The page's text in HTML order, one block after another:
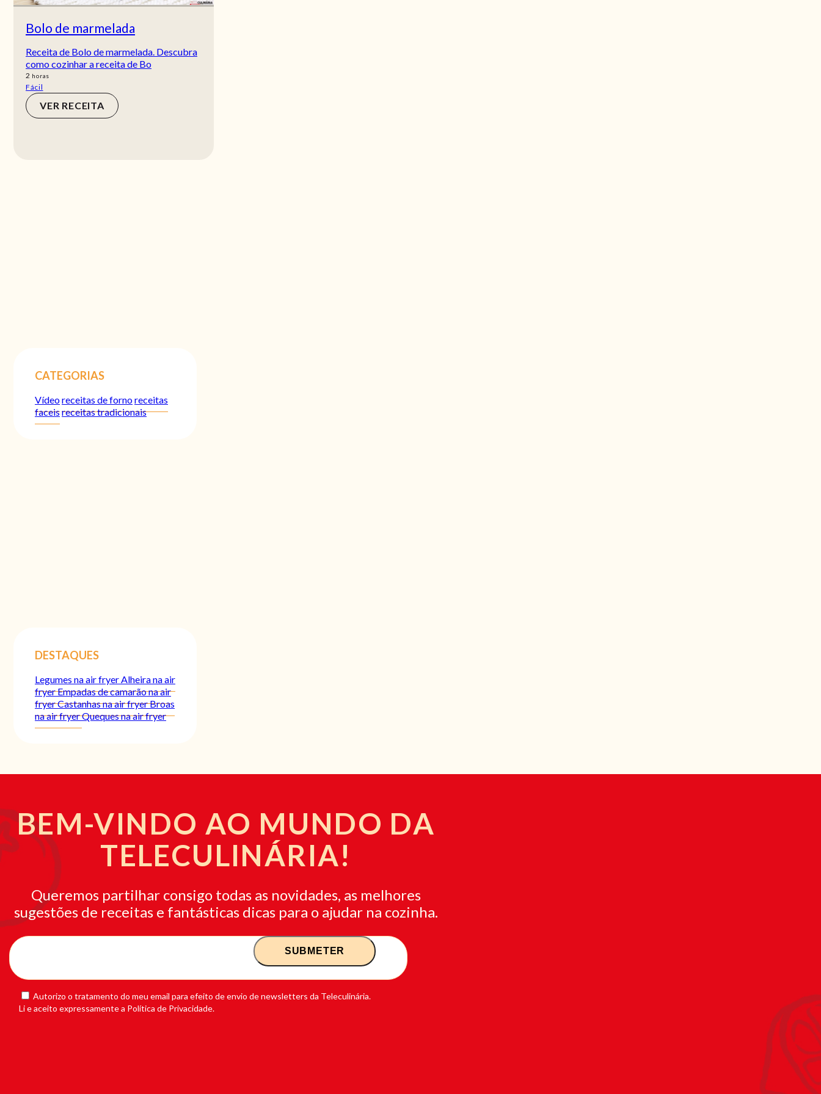
Bolo de marmelada
Receita de Bolo de marmelada. Descubra
como cozinhar a receita de Bo
2 horas
horas
Fácil
VER RECEITA
CATEGORIAS
Vídeoreceitas de fornoreceitas
faceisreceitas tradicionais
DESTAQUES
Legumes na air fryerAlheira na air
fryerEmpadas de camarão na air
fryerCastanhas na air fryerBroas
na air fryerQueques na air fryer
BEM-VINDO AO MUNDO DA
TELECULINÁRIA!
Queremos partilhar consigo todas as novidades, as melhores
sugestões de receitas e fantásticas dicas para o ajudar na cozinha.
Autorizo o tratamento do meu email para efeito de envio de newsletters da Teleculinária.
Li e aceito expressamente a Política de Privacidade.